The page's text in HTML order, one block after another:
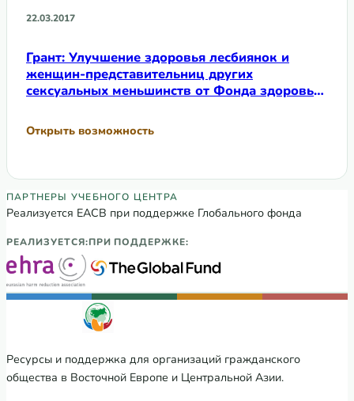
22.03.2017
Грант: Улучшение здоровья лесбиянок и
женщин-представительниц других
сексуальных меньшинств от Фонда здоровья
Открыть возможность
Партнеры Регионального учебного
ПАРТНЕРЫ УЧЕБНОГО ЦЕНТРА
Реализуется ЕАСВ при поддержке Глобального фонда
РЕАЛИЗУЕТСЯ:ПРИ ПОДДЕРЖКЕ:
Ресурсы и поддержка для организаций гражданского
общества в Восточной Европе и Центральной Азии.